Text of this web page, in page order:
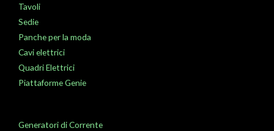
Tavoli
Sedie
Panche per la moda
Cavi elettrici
Quadri Elettrici
Piattaforme Genie
Generatori di Corrente